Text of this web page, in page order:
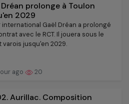
prolonge à Toulon
2029
international Gaël Dréan a prolongé
avec le RCT. Il jouera sous le
varois jusqu'en 2029.
ago 20
Aurillac. Composition